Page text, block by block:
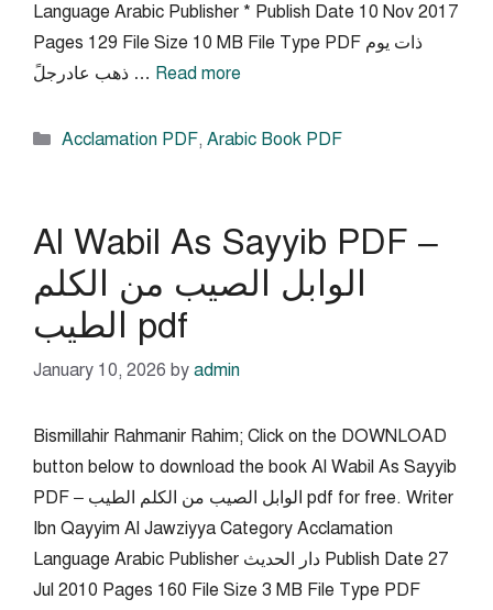
Language Arabic Publisher * Publish Date 10 Nov 2017
Pages 129 File Size 10 MB File Type PDF ذات يوم
ذهب عادرجلً … Read more
Categories
Acclamation PDF, Arabic Book PDF
Al Wabil As Sayyib PDF –
الوابل الصيب من الكلم
الطيب pdf
January 10, 2026 by admin
Bismillahir Rahmanir Rahim; Click on the DOWNLOAD
button below to download the book Al Wabil As Sayyib
PDF – الوابل الصيب من الكلم الطيب pdf for free. Writer
Ibn Qayyim Al Jawziyya Category Acclamation
Language Arabic Publisher دار الحديث Publish Date 27
Jul 2010 Pages 160 File Size 3 MB File Type PDF